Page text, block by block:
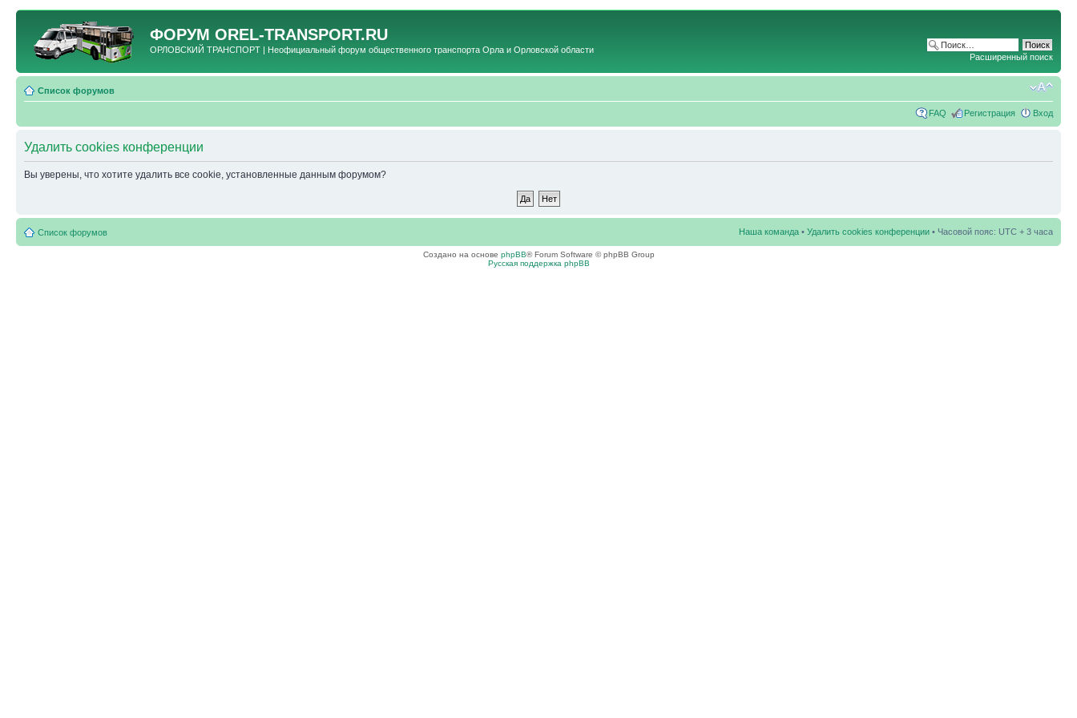
ФОРУМ OREL-TRANSPORT.RU
ОРЛОВСКИЙ ТРАНСПОРТ | Неофициальный форум общественного транспорта Орла и Орловской области
Расширенный поиск
Список форумов
FAQ Регистрация Вход
Удалить cookies конференции
Вы уверены, что хотите удалить все cookie, установленные данным форумом?
Список форумов Наша команда • Удалить cookies конференции • Часовой пояс: UTC + 3 часа
Создано на основе phpBB® Forum Software © phpBB Group
Русская поддержка phpBB